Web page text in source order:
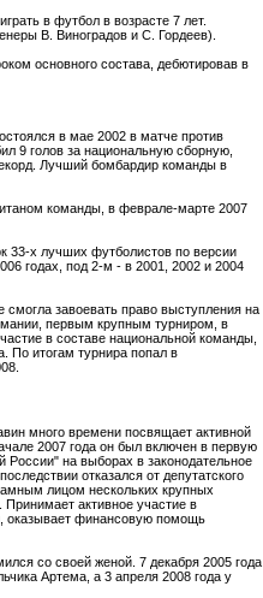
в футбол в возрасте 7 лет.
В. Виноградов и С. Гордеев).
основного состава, дебютировав в
в мае 2002 в матче против
9 голов за национальную сборную,
Лучший бомбардир команды в
команды, в феврале-марте 2007
33-х лучших футболистов по версии
годах, под 2-м - в 2001, 2002 и 2004
смогла завоевать право выступления на
первым крупным турниром, в
в составе национальной команды,
По итогам турнира попал в
много времени посвящает активной
2007 года он был включен в первую
России" на выборах в законодательное
отказался от депутатского
лицом нескольких крупных
активное участие в
оказывает финансовую помощь
со своей женой. 7 декабря 2005 года
Артема, а 3 апреля 2008 года у